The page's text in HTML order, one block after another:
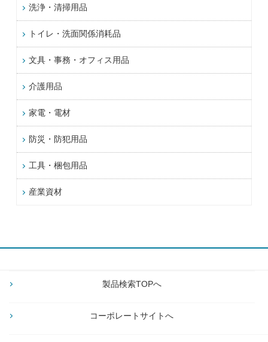
洗浄・清掃用品
トイレ・洗面関係消耗品
文具・事務・オフィス用品
介護用品
家電・電材
防災・防犯用品
工具・梱包用品
産業資材
製品検索TOPへ
コーポレートサイトへ